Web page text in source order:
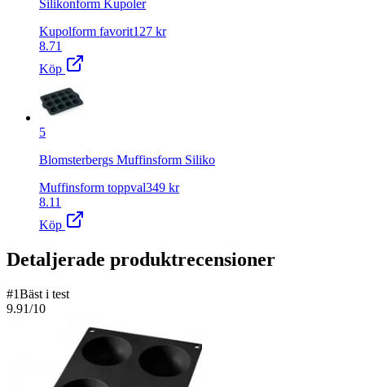
Silikonform Kupoler
Kupolform favorit127 kr
8.71
Köp
5
Blomsterbergs Muffinsform Siliko
Muffinsform toppval349 kr
8.11
Köp
Detaljerade produktrecensioner
#1Bäst i test
9.91/10